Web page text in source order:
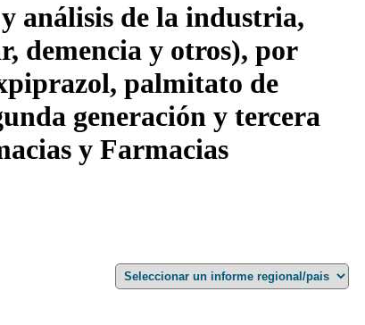
análisis de la industria,
demencia y otros), por
palmitato de
generación y tercera
y Farmacias